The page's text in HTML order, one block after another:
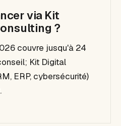
via Kit
?
couvre jusqu'à 24
Kit Digital
ERP, cybersécurité)